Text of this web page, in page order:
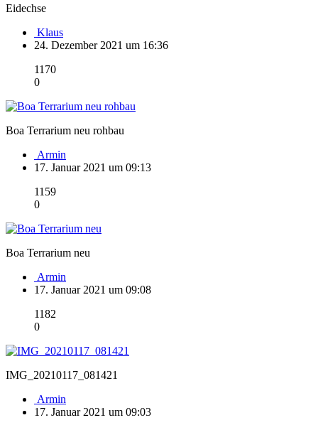
Eidechse
Klaus
24. Dezember 2021 um 16:36
1170
0
Boa Terrarium neu rohbau
Armin
17. Januar 2021 um 09:13
1159
0
Boa Terrarium neu
Armin
17. Januar 2021 um 09:08
1182
0
IMG_20210117_081421
Armin
17. Januar 2021 um 09:03